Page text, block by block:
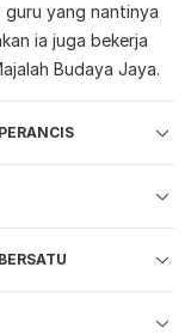
guru yang nantinya
ia juga bekerja
Budaya Jaya.